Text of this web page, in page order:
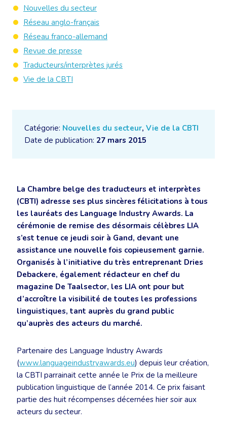
Catégorie: Nouvelles du secteur, Vie de la CBTI
Date de publication: 27 mars 2015
La Chambre belge des traducteurs et interprètes
(CBTI) adresse ses plus sincères félicitations à tous
les lauréats des Language Industry Awards. La
cérémonie de remise des désormais célèbres LIA
s’est tenue ce jeudi soir à Gand, devant une
assistance une nouvelle fois copieusement garnie.
Organisés à l’initiative du très entreprenant Dries
Debackere, également rédacteur en chef du
magazine De Taalsector, les LIA ont pour but
d’accroître la visibilité de toutes les professions
linguistiques, tant auprès du grand public
qu’auprès des acteurs du marché.
Partenaire des Language Industry Awards
(www.languageindustryawards.eu) depuis leur création,
la CBTI parrainait cette année le Prix de la meilleure
publication linguistique de l’année 2014. Ce prix faisant
partie des huit récompenses décernées hier soir aux
acteurs du secteur.
Nouvelles du secteur
Réseau anglo-français
Réseau franco-allemand
Revue de presse
Traducteurs/interprètes jurés
Vie de la CBTI